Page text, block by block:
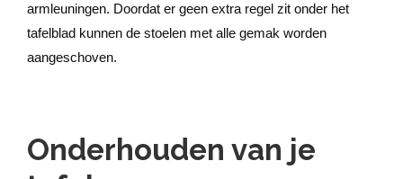
armleuningen. Doordat er geen extra regel zit onder het
tafelblad kunnen de stoelen met alle gemak worden
aangeschoven.
Onderhouden van je